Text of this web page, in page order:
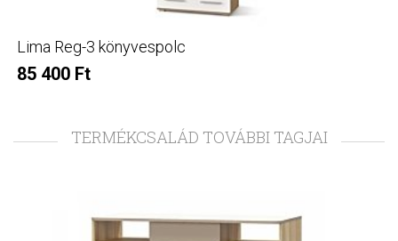
Lima Reg-3 könyvespolc
85 400 Ft
TERMÉKCSALÁD TOVÁBBI TAGJAI